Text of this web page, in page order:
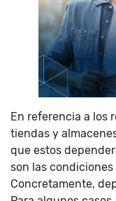
En referencia a los
tiendas y
que estos
son las condiciones
Concretamente,